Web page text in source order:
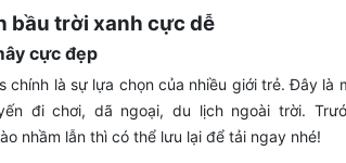
bầu trời xanh cực dễ
cực đẹp
chính là sự lựa chọn của nhiều giới trẻ. Đây là
đi chơi, dã ngoại, du lịch ngoài trời.
nhầm lẫn thì có thể lưu lại để tải ngay nhé!